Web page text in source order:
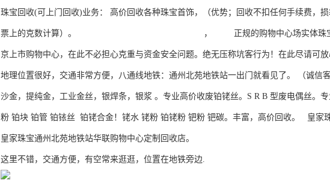
珠宝回收(可上门回收)业务： 高价回收各种珠宝首饰，（优势；回收不扣任何手续费，
票上的克数计算）。 ， 正规的购物中心场实体珠宝店，值得
京上市购物中心，在此不必担心克重与资金安全问题。绝无压称坑客行为！在此尽请可放
地理位置很好，交通非常方便，八通线地铁：通州北苑地铁站一出门就看见了。 （诚
沙金，提纯金，工业金丝，银焊条，银浆 。专业高价收废铂铑丝。S R B 型废电偶丝。
粉 铂块 铂管 铂铱丝 铂铑合金！铑水 铑粉 铂铑粉 钯粉 钯碳。丰富，高价回收。 皇家
皇家珠宝通州北苑地铁站华联购物中心定制回收店。
这里不错，交通方便，有空常来逛逛，位置在地铁旁边.